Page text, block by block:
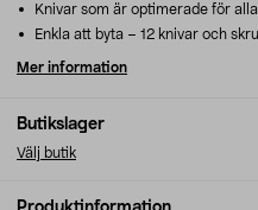
Butikslager
Välj butik
Knivar som är optimerade för
Enkla att byta – 12 knivar och
Mer information